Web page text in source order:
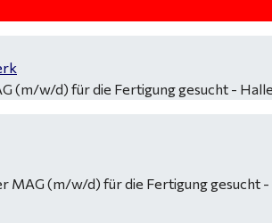
(m/w/d) für die Fertigung gesucht -